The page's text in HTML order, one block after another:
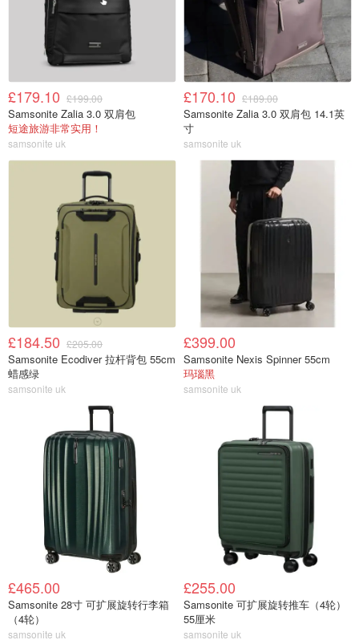
£179.10 £199.00
Samsonite Zalia 3.0 双肩包
短途旅游非常实用！
samsonite uk
£170.10 £189.00
Samsonite Zalia 3.0 双肩包 14.1英
寸
samsonite uk
£184.50 £205.00
Samsonite Ecodiver 拉杆背包 55cm
蜡感绿
samsonite uk
£399.00
Samsonite Nexis Spinner 55cm
玛瑙黑
samsonite uk
£465.00
Samsonite 28寸 可扩展旋转行李箱
（4轮）
samsonite uk
£255.00
Samsonite 可扩展旋转推车（4轮）
55厘米
samsonite uk